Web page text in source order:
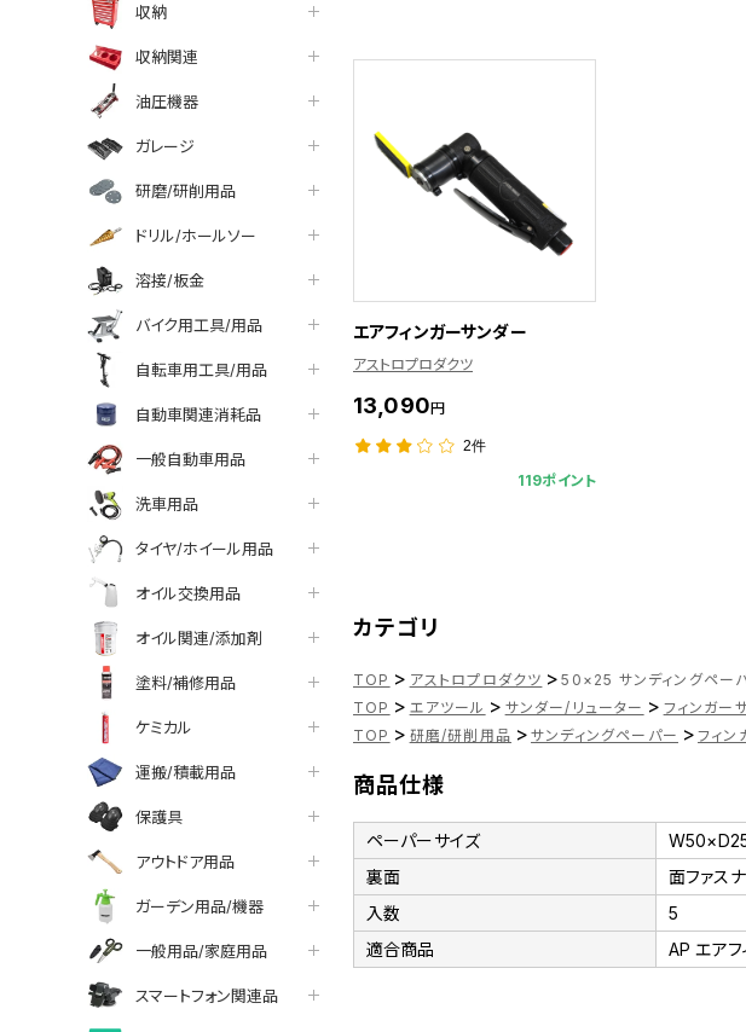
収納
収納関連
油圧機器
ガレージ
研磨/研削用品
ドリル/ホールソー
溶接/板金
バイク用工具/用品
自転車用工具/用品
自動車関連消耗品
一般自動車用品
洗車用品
タイヤ/ホイール用品
オイル交換用品
オイル関連/添加剤
塗料/補修用品
ケミカル
運搬/積載用品
保護具
アウトドア用品
ガーデン用品/機器
一般用品/家庭用品
スマートフォン関連品
エアフィンガーサンダー
アストロプロダクツ
13,090円
2件
119ポイント
カテゴリ
TOP > アストロプロダクツ > 50×25 サンディングペ
TOP > エアツール > サンダー/リューター > フィンガー
TOP > 研磨/研削用品 > サンディングペーパー > フィン
商品仕様
ペーパーサイズ
裏面
面ファス
入数
5
適合商品
AP エア